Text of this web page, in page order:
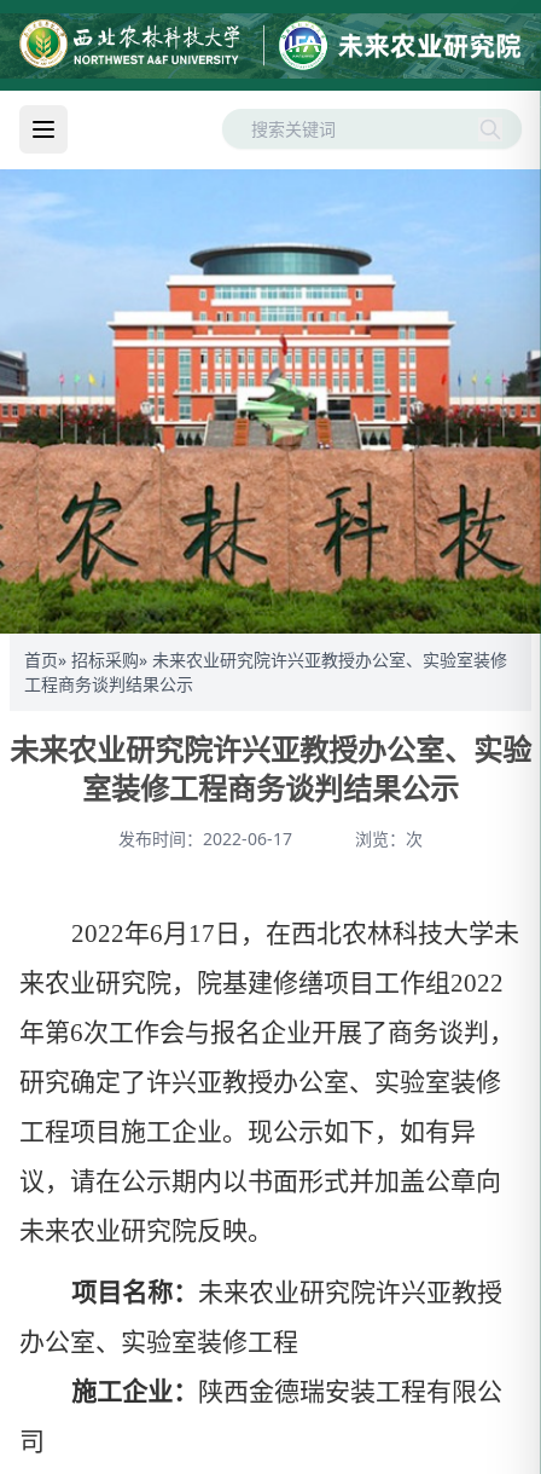
首页» 招标采购» 未来农业研究院许兴亚教授办公室、实验室装修
工程商务谈判结果公示
未来农业研究院许兴亚教授办公室、实验
室装修工程商务谈判结果公示
发布时间：2022-06-17 浏览： 次
2022年6月17日，在西北农林科技大学未
来农业研究院，院基建修缮项目工作组2022
年第6次工作会与报名企业开展了商务谈判，
研究确定了许兴亚教授办公室、实验室装修
工程项目施工企业。现公示如下，如有异
议，请在公示期内以书面形式并加盖公章向
未来农业研究院反映。
项目名称： 未来农业研究院许兴亚教授
办公室、实验室装修工程
施工企业：
陕西金德瑞安装工程有限公
司